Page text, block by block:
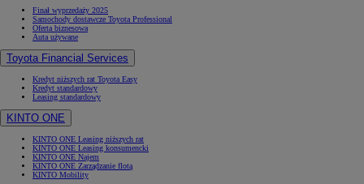
Finał wyprzedaży 2025
Samochody dostawcze Toyota Professional
Oferta biznesowa
Auta używane
Toyota Financial Services
Kredyt niższych rat Toyota Easy
Kredyt standardowy
Leasing standardowy
KINTO ONE
KINTO ONE Leasing niższych rat
KINTO ONE Leasing konsumencki
KINTO ONE Najem
KINTO ONE Zarządzanie flotą
KINTO Mobility